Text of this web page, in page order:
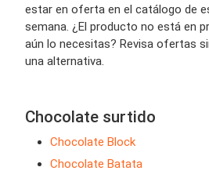
estar en oferta en el catálogo de
semana. ¿El producto no está en
aún lo necesitas? Revisa ofertas
una alternativa.
Chocolate surtido
Chocolate Block
Chocolate Batata